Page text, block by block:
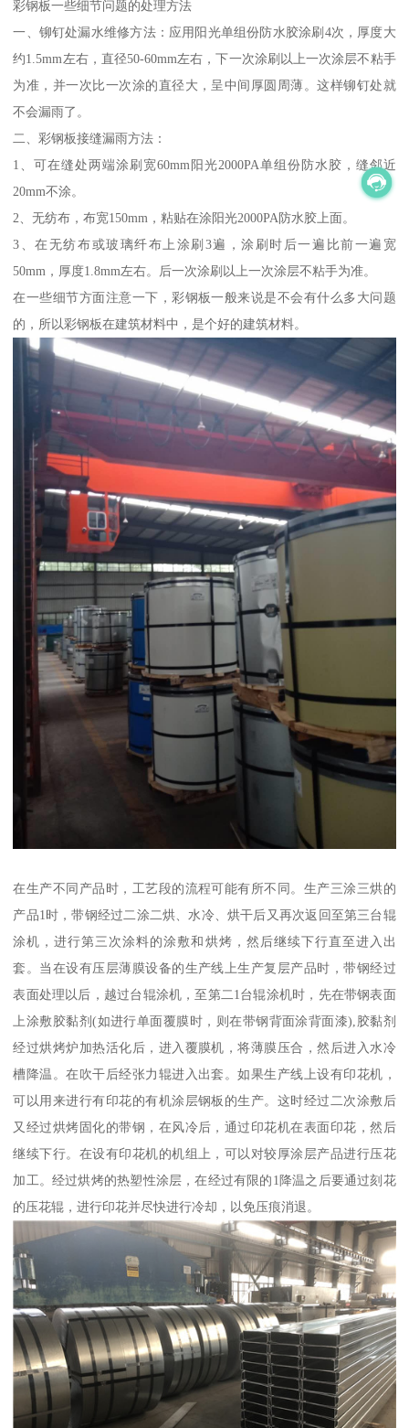
彩钢板一些细节问题的处理方法
一、铆钉处漏水维修方法：应用阳光单组份防水胶涂刷4次，厚度大
约1.5mm左右，直径50-60mm左右，下一次涂刷以上一次涂层不粘手
为准，并一次比一次涂的直径大，呈中间厚圆周薄。这样铆钉处就
不会漏雨了。
二、彩钢板接缝漏雨方法：
1、可在缝处两端涂刷宽60mm阳光2000PA单组份防水胶，缝邻近
20mm不涂。
2、无纺布，布宽150mm，粘贴在涂阳光2000PA防水胶上面。
3、在无纺布或玻璃纤布上涂刷3遍，涂刷时后一遍比前一遍宽
50mm，厚度1.8mm左右。后一次涂刷以上一次涂层不粘手为准。
在一些细节方面注意一下，彩钢板一般来说是不会有什么多大问题
的，所以彩钢板在建筑材料中，是个好的建筑材料。
在生产不同产品时，工艺段的流程可能有所不同。生产三涂三烘的
产品1时，带钢经过二涂二烘、水冷、烘干后又再次返回至第三台辊
涂机，进行第三次涂料的涂敷和烘烤，然后继续下行直至进入出
套。当在设有压层薄膜设备的生产线上生产复层产品时，带钢经过
表面处理以后，越过台辊涂机，至第二1台辊涂机时，先在带钢表面
上涂敷胶黏剂(如进行单面覆膜时，则在带钢背面涂背面漆),胶黏剂
经过烘烤炉加热活化后，进入覆膜机，将薄膜压合，然后进入水冷
槽降温。在吹干后经张力辊进入出套。如果生产线上设有印花机，
可以用来进行有印花的有机涂层钢板的生产。这时经过二次涂敷后
又经过烘烤固化的带钢，在风冷后，通过印花机在表面印花，然后
继续下行。在设有印花机的机组上，可以对较厚涂层产品进行压花
加工。经过烘烤的热塑性涂层，在经过有限的1降温之后要通过刻花
的压花辊，进行印花并尽快进行冷却，以免压痕消退。